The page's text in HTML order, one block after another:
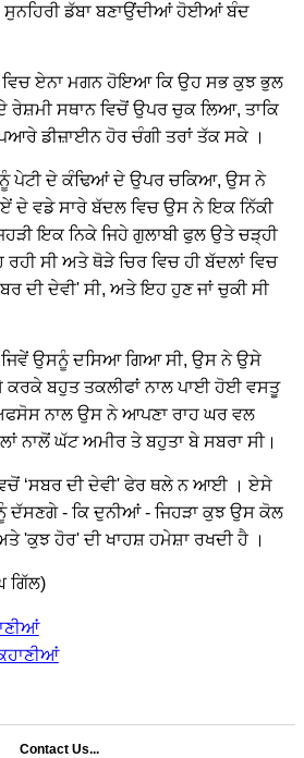
ਸੁਨਹਿਰੀ ਡੱਬਾ ਬਣਾਉਂਦੀਆਂ ਹੋਈਆਂ ਬੰਦ
ਏਨਾ ਮਗਨ ਹੋਇਆ ਕਿ ਉਹ ਸਭ ਕੁਝ ਭੁਲ
ਸਥਾਨ ਵਿਚੋਂ ਉਪਰ ਚੁਕ ਲਿਆ, ਤਾਕਿ
ਡੀਜ਼ਾਈਨ ਹੋਰ ਚੰਗੀ ਤਰਾਂ ਤੱਕ ਸਕੇ ।
ਪੇਟੀ ਦੇ ਕੰਢਿਆਂ ਦੇ ਉਪਰ ਚਕਿਆ, ਉਸ ਨੇ
ਦੇ ਵਡੇ ਸਾਰੇ ਬੱਦਲ ਵਿਚ ਉਸ ਨੇ ਇਕ ਨਿੱਕੀ
ਇਕ ਨਿਕੇ ਜਿਹੇ ਗੁਲਾਬੀ ਫੁਲ ਉਤੇ ਚੜ੍ਹੀ
ਸੀ ਅਤੇ ਥੋੜੇ ਚਿਰ ਵਿਚ ਹੀ ਬੱਦਲਾਂ ਵਿਚ
ਦੀ ਦੇਵੀ' ਸੀ, ਅਤੇ ਇਹ ਹੁਣ ਜਾਂ ਚੁਕੀ ਸੀ
ਜਿਵੇਂ ਉਸਨੂੰ ਦਸਿਆ ਗਿਆ ਸੀ, ਉਸ ਨੇ ਉਸੇ
ਕਰਕੇ ਬਹੁਤ ਤਕਲੀਫਾਂ ਨਾਲ ਪਾਈ ਹੋਈ ਵਸਤੂ
ਨਾਲ ਉਸ ਨੇ ਆਪਣਾ ਰਾਹ ਘਰ ਵਲ
ਨਾਲੋਂ ਘੱਟ ਅਮੀਰ ਤੇ ਬਹੁਤਾ ਬੇ ਸਬਰਾ ਸੀ।
‘ਸਬਰ ਦੀ ਦੇਵੀ' ਫੇਰ ਥਲੇ ਨ ਆਈ । ਏਸੇ
ਦੱਸਣਗੇ - ਕਿ ਦੁਨੀਆਂ - ਜਿਹੜਾ ਕੁਝ ਉਸ ਕੋਲ
'ਕੁਝ ਹੋਰ' ਦੀ ਖਾਹਸ਼ ਹਮੇਸ਼ਾ ਰਖਦੀ ਹੈ ।
ਗਿੱਲ)
Contact Us...